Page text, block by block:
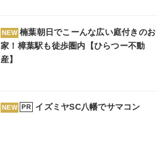
NEW 楠葉朝日でこーんな広い庭付きのお
家！樟葉駅も徒歩圏内【ひらつー不動
産】
NEW PR イズミヤSC八幡でサマコン